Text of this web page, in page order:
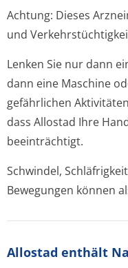
Achtung: Dieses
und
Lenken Sie nur dann
dann eine Maschine
gefährlichen
dass Allostad Ihre
beeinträchtigt.
Schwindel,
Bewegungen können
Allostad enthält